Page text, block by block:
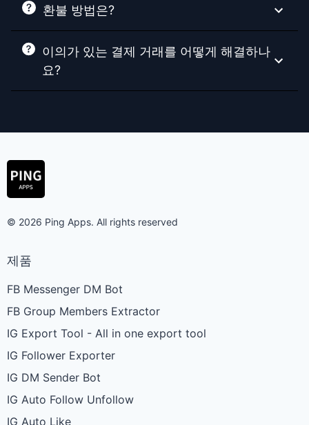
환불 방법은?
이의가 있는 결제 거래를 어떻게 해결하나
요?
© 2026 Ping Apps. All rights reserved
제품
FB Messenger DM Bot
FB Group Members Extractor
IG Export Tool - All in one export tool
IG Follower Exporter
IG DM Sender Bot
IG Auto Follow Unfollow
IG Auto Like